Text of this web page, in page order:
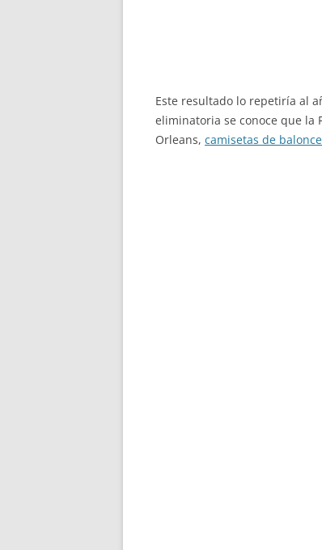
Este resultado lo repetiría al
eliminatoria se conoce que la
Orleans, camisetas de